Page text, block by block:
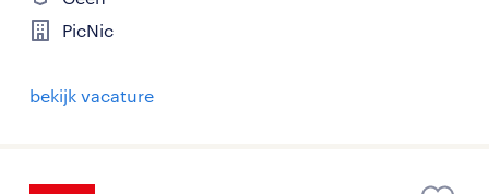
PicNic
bekijk vacature